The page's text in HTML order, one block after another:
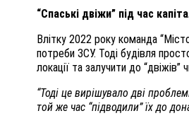
“Спаські двіжи” під час
Влітку 2022 року команда
потреби ЗСУ. Тоді будівля
локації та залучити до “двіжів”
“Тоді це вирішувало дві
той же час “підводили” їх до